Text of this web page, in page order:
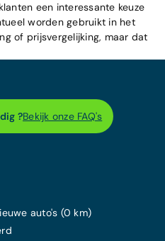
een interessante keuze
worden gebruikt in het
of prijsvergelijking, maar dat
?Bekijk onze FAQ's
auto's (0 km)